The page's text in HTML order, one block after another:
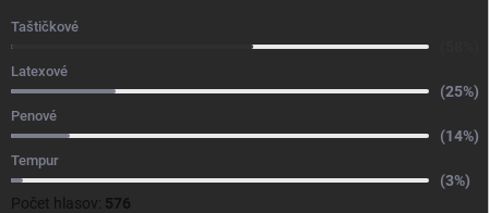
Taštičkové
Latexové
(25%)
Penové
(14%)
Tempur
(3%)
Počet hlasov: 576